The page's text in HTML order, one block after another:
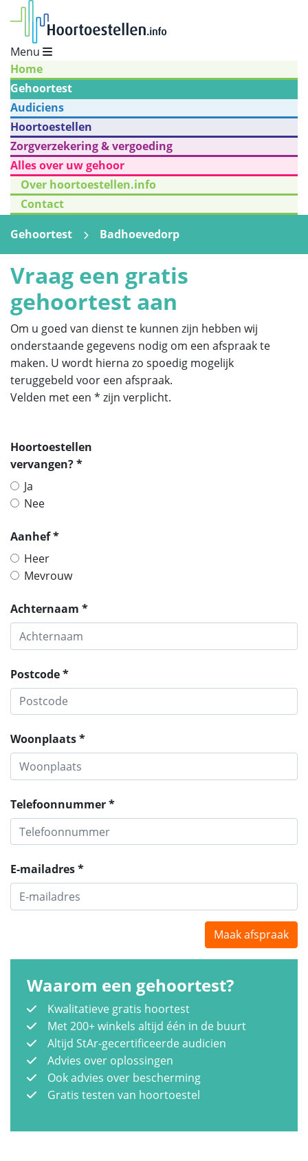
Menu
Home
Gehoortest
Audiciens
Hoortoestellen
Zorgverzekering & vergoeding
Alles over uw gehoor
Over hoortoestellen.info
Contact
Gehoortest
Badhoevedorp
Vraag een gratis
gehoortest aan
Om u goed van dienst te kunnen zijn hebben wij
onderstaande gegevens nodig om een afspraak te
maken. U wordt hierna zo spoedig mogelijk
teruggebeld voor een afspraak.
Velden met een * zijn verplicht.
Hoortoestellen
vervangen? *
Ja
Nee
Aanhef *
Heer
Mevrouw
Achternaam *
Postcode *
Woonplaats *
Telefoonnummer *
E-mailadres *
Maak afspraak
Waarom een gehoortest?
Kwalitatieve gratis hoortest
Met 200+ winkels altijd één in de buurt
Altijd StAr-gecertificeerde audicien
Advies over oplossingen
Ook advies over bescherming
Gratis testen van hoortoestel